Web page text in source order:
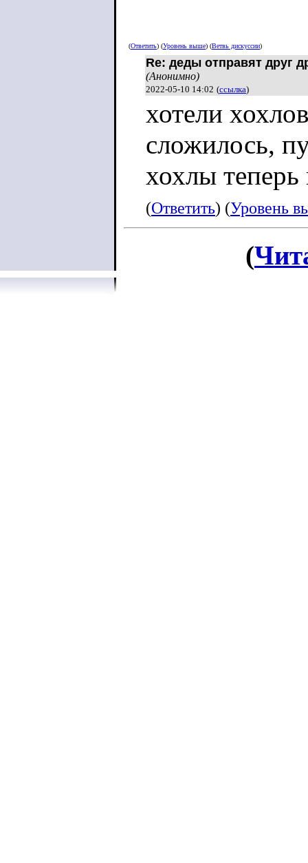
(Ответить) (Уровень выше) (Ветвь дискуссии)
Re: деды отправят друг
(Анонимно)
2022-05-10 14:02 (ссылка)
хотели
сложилось,
хохлы
(Ответить) (Уровень
(